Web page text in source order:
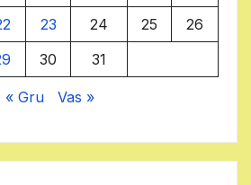
23 24 25
26
30 31
« Gru Vas »